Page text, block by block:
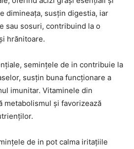
dimineața, susțin digestia, iar
sau sosuri, contribuind la o
hrănitoare.
semințele de in contribuie la
susțin buna funcționare a
imunitar. Vitaminele din
metabolismul și favorizează
de in pot calma iritațiile